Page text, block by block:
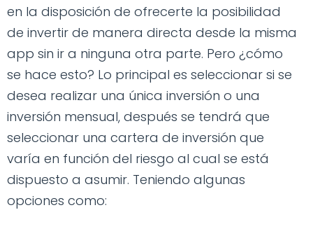
en la disposición de ofrecerte la posibilidad
de invertir de manera directa desde la misma
app sin ir a ninguna otra parte. Pero ¿cómo
se hace esto? Lo principal es seleccionar si se
desea realizar una única inversión o una
inversión mensual, después se tendrá que
seleccionar una cartera de inversión que
varía en función del riesgo al cual se está
dispuesto a asumir. Teniendo algunas
opciones como: